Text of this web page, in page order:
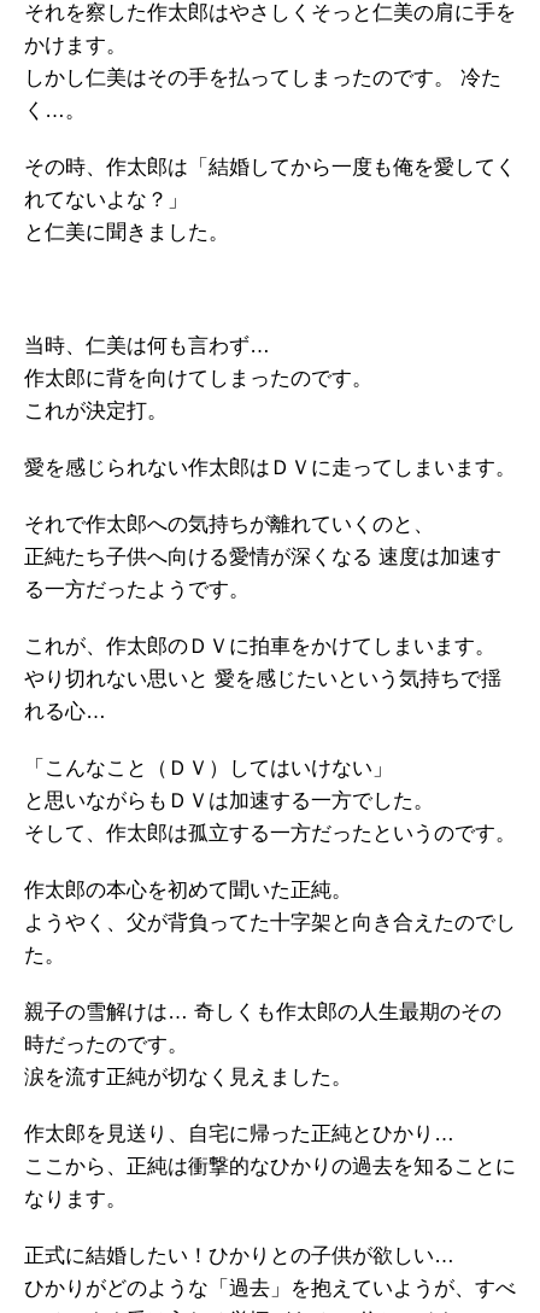
それを察した作太郎はやさしくそっと仁美の肩に手を
かけます。
しかし仁美はその手を払ってしまったのです。 冷た
く…。
その時、作太郎は「結婚してから一度も俺を愛してく
れてないよな？」
と仁美に聞きました。
当時、仁美は何も言わず…
作太郎に背を向けてしまったのです。
これが決定打。
愛を感じられない作太郎はＤＶに走ってしまいます。
それで作太郎への気持ちが離れていくのと、
正純たち子供へ向ける愛情が深くなる 速度は加速す
る一方だったようです。
これが、作太郎のＤＶに拍車をかけてしまいます。
やり切れない思いと 愛を感じたいという気持ちで揺
れる心…
「こんなこと（ＤＶ）してはいけない」
と思いながらもＤＶは加速する一方でした。
そして、作太郎は孤立する一方だったというのです。
作太郎の本心を初めて聞いた正純。
ようやく、父が背負ってた十字架と向き合えたのでし
た。
親子の雪解けは… 奇しくも作太郎の人生最期のその
時だったのです。
涙を流す正純が切なく見えました。
作太郎を見送り、自宅に帰った正純とひかり…
ここから、正純は衝撃的なひかりの過去を知ることに
なります。
正式に結婚したい！ひかりとの子供が欲しい…
ひかりがどのような「過去」を抱えていようが、すべ